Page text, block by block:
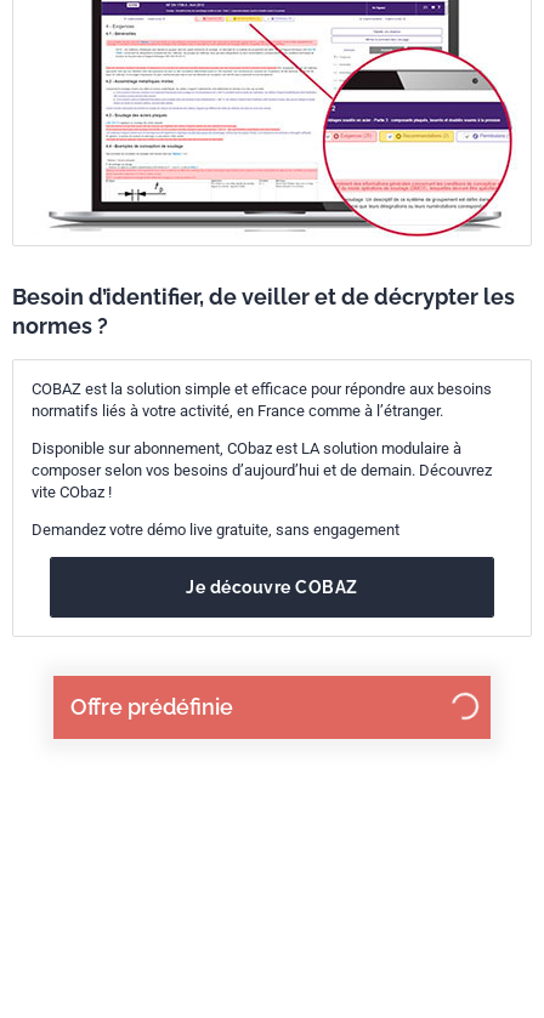
Offre prédéfinie
Besoin d’identifier, de veiller et de décrypter les
normes ?
COBAZ est la solution simple et efficace pour répondre aux besoins
normatifs liés à votre activité, en France comme à l’étranger.
Disponible sur abonnement, CObaz est LA solution modulaire à
composer selon vos besoins d’aujourd’hui et de demain. Découvrez
vite CObaz !
Demandez votre démo live gratuite, sans engagement
Je découvre COBAZ